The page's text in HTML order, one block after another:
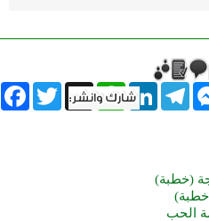
Twitter X
WhatsAppLinkedInTelegram
(خطبة)
الحب